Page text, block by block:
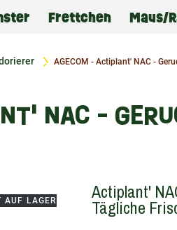
Frettchen Maus/
AGECOM - Actiplant' NAC -
NAC -
AUF LAGER Actiplant'
Tägliche